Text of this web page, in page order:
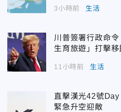
3小時前 生活
川普簽署行政命
生育旅遊」打擊移
11小時前 生活
直擊漢光42號
緊急升空迎敵